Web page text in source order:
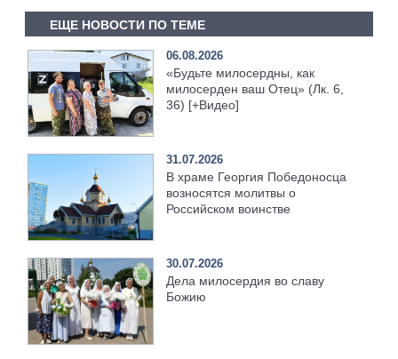
ЕЩЕ НОВОСТИ ПО ТЕМЕ
06.08.2026
«Будьте милосердны, как
милосерден ваш Отец» (Лк. 6,
36) [+Видео]
31.07.2026
В храме Георгия Победоносца
возносятся молитвы о
Российском воинстве
30.07.2026
Дела милосердия во славу
Божию